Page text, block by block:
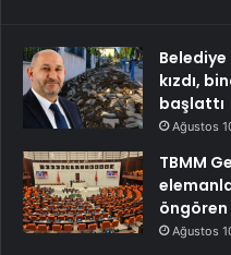
kızdı,
başlattı
Ağustos
TBMM
öngören
Ağustos